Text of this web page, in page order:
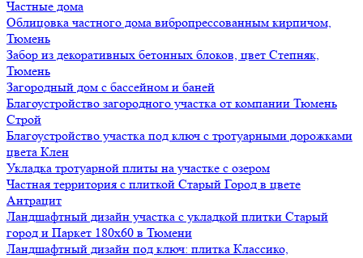
Частные дома
Облицовка частного дома вибропрессованным кирпичом,
Тюмень
Забор из декоративных бетонных блоков, цвет Степняк,
Тюмень
Загородный дом с бассейном и баней
Благоустройство загородного участка от компании Тюмень
Строй
Благоустройство участка под ключ с тротуарными дорожками
цвета Клен
Укладка тротуарной плиты на участке с озером
Частная территория с плиткой Старый Город в цвете
Антрацит
Ландшафтный дизайн участка с укладкой плитки Старый
город и Паркет 180х60 в Тюмени
Ландшафтный дизайн под ключ: плитка Классико,